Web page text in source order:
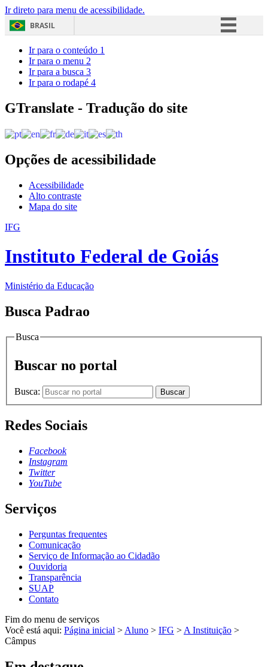
Ir direto para menu de acessibilidade.
BRASIL
Acesso à informação
Ir para o conteúdo 1
Ir para o menu 2
Ir para a busca 3
Ir para o rodapé 4
GTranslate - Tradução do site
Opções de acessibilidade
Acessibilidade
Alto contraste
Mapa do site
IFG
Instituto Federal de Goiás
Ministério da Educação
Busca Padrao
Busca
Buscar no portal
Busca: Buscar
Redes Sociais
Facebook
Instagram
Twitter
YouTube
Serviços
Perguntas frequentes
Comunicação
Serviço de Informação ao Cidadão
Ouvidoria
Transparência
SUAP
Contato
Fim do menu de serviços
Você está aqui: Página inicial > Aluno > IFG > A Instituição >
Câmpus